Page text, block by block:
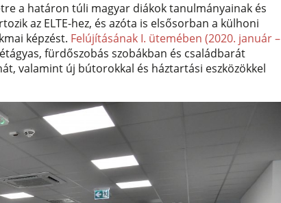
a határon túli magyar diákok tanulmányainak és
az ELTE-hez, és azóta is elsősorban a külhoni
képzést. Felújításának I. ütemében (2020. január –
fürdőszobás szobákban és családbarát
valamint új bútorokkal és háztartási eszközökkel